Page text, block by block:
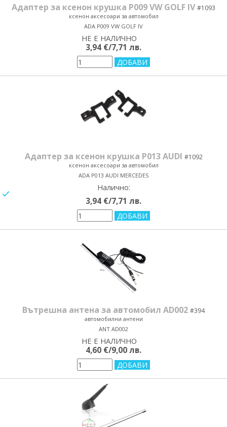
Адаптер за ксенон крушка P009 VW GOLF IV #1093
ксенон аксесоари за автомобил
ADA P009 VW GOLF IV
НЕ Е НАЛИЧНО
3,94 €/7,71 лв.
Адаптер за ксенон крушка P013 AUDI #1092
ксенон аксесоари за автомобил
ADA P013 AUDI MERCEDES
Налично:
3,94 €/7,71 лв.
Вътрешна антена за автомобил AD002 #394
автомобилни антени
ANT AD002
НЕ Е НАЛИЧНО
4,60 €/9,00 лв.